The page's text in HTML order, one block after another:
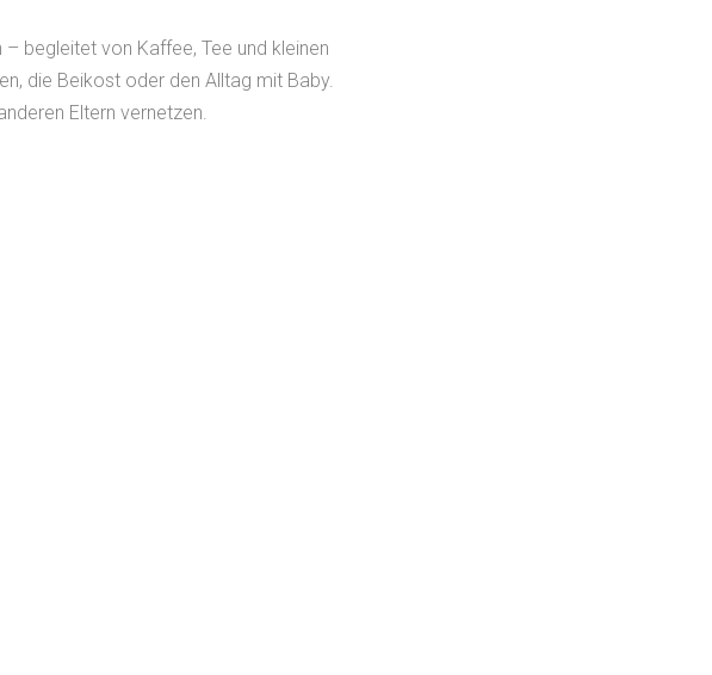
begleitet von Kaffee, Tee und kleinen
die Beikost oder den Alltag mit Baby.
Eltern vernetzen.